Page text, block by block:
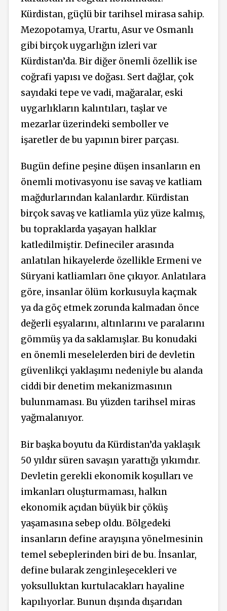
Kürdistan, güçlü bir tarihsel mirasa sahip.
Mezopotamya, Urartu, Asur ve Osmanlı
gibi birçok uygarlığın izleri var
Kürdistan’da. Bir diğer önemli özellik ise
coğrafi yapısı ve doğası. Sert dağlar, çok
sayıdaki tepe ve vadi, mağaralar, eski
uygarlıkların kalıntıları, taşlar ve
mezarlar üzerindeki semboller ve
işaretler de bu yapının birer parçası.
Bugün define peşine düşen insanların en
önemli motivasyonu ise savaş ve katliam
mağdurlarından kalanlardır. Kürdistan
birçok savaş ve katliamla yüz yüze kalmış,
bu topraklarda yaşayan halklar
katledilmiştir. Defineciler arasında
anlatılan hikayelerde özellikle Ermeni ve
Süryani katliamları öne çıkıyor. Anlatılara
göre, insanlar ölüm korkusuyla kaçmak
ya da göç etmek zorunda kalmadan önce
değerli eşyalarını, altınlarını ve paralarını
gömmüş ya da saklamışlar. Bu konudaki
en önemli meselelerden biri de devletin
güvenlikçi yaklaşımı nedeniyle bu alanda
ciddi bir denetim mekanizmasının
bulunmaması. Bu yüzden tarihsel miras
yağmalanıyor.
Bir başka boyutu da Kürdistan’da yaklaşık
50 yıldır süren savaşın yarattığı yıkımdır.
Devletin gerekli ekonomik koşulları ve
imkanları oluşturmaması, halkın
ekonomik açıdan büyük bir çöküş
yaşamasına sebep oldu. Bölgedeki
insanların define arayışına yönelmesinin
temel sebeplerinden biri de bu. İnsanlar,
define bularak zenginleşecekleri ve
yoksulluktan kurtulacakları hayaline
kapılıyorlar. Bunun dışında dışarıdan